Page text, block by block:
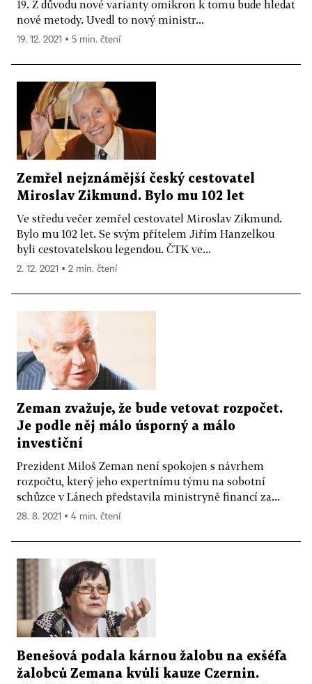
19. Z důvodu nové varianty omikron k tomu bude hledat
nové metody. Uvedl to nový ministr...
19. 12. 2021 ▪ 5 min. čtení
Zemřel nejznámější český cestovatel
Miroslav Zikmund. Bylo mu 102 let
Ve středu večer zemřel cestovatel Miroslav Zikmund.
Bylo mu 102 let. Se svým přítelem Jiřím Hanzelkou
byli cestovatelskou legendou. ČTK ve...
2. 12. 2021 ▪ 2 min. čtení
Zeman zvažuje, že bude vetovat rozpočet.
Je podle něj málo úsporný a málo
investiční
Prezident Miloš Zeman není spokojen s návrhem
rozpočtu, který jeho expertnímu týmu na sobotní
schůzce v Lánech představila ministryně financí za...
28. 8. 2021 ▪ 4 min. čtení
Benešová podala kárnou žalobu na exšéfa
žalobců Zemana kvůli kauze Czernin.